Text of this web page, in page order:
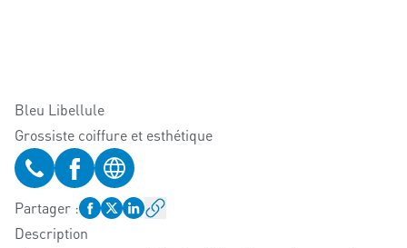
Bleu Libellule
Grossiste coiffure et esthétique
TéléphoneProfil Facebook
Site web
Partager :
Description